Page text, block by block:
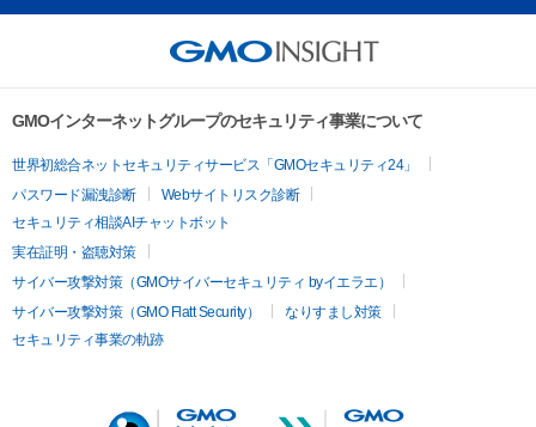
GMOインターネットグループのセキュリティ事業について
世界初総合ネットセキュリティサービス「GMOセキュリティ24」
パスワード漏洩診断
Webサイトリスク診断
セキュリティ相談AIチャットボット
実在証明・盗聴対策
サイバー攻撃対策（GMOサイバーセキュリティ byイエラエ）
サイバー攻撃対策（GMO Flatt Security）
なりすまし対策
セキュリティ事業の軌跡